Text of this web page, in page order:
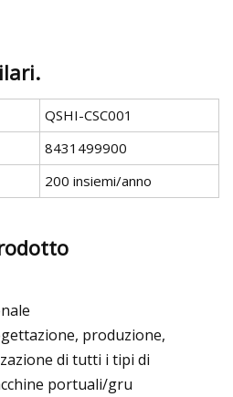
QSHI-CSC001
8431499900
200 insiemi/anno
produzione,
di tutti i tipi di
portuali/gru